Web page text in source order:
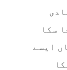
سکا
ایسے